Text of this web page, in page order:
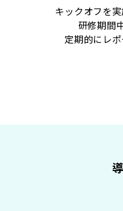
キックオフを実
研修期間
定期的にレポ